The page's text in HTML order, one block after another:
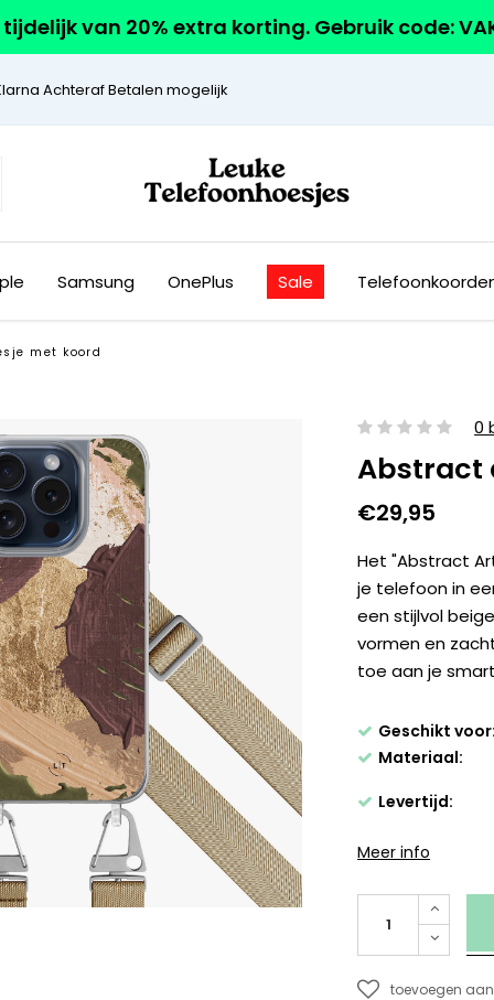
van 20% extra korting. Gebruik code:
Achteraf Betalen mogelijk
Samsung OnePlus Sale
met koord
0
Abstract
€29,95
Het "Abstract
je telefoon in
een stijlvol
vormen en
toe aan je
Geschikt
Materiaal:
Levertijd:
Meer info
toevoegen